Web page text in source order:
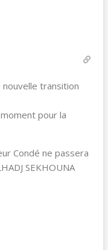
nouvelle transition
pour la
Condé ne passera
SEKHOUNA